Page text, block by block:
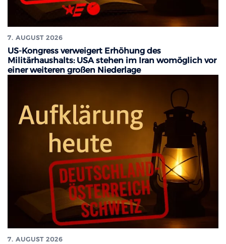
7. AUGUST 2026
US-Kongress verweigert Erhöhung des
Militärhaushalts: USA stehen im Iran womöglich vor
einer weiteren großen Niederlage
7. AUGUST 2026